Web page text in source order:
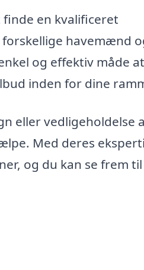
en kvalificeret
havemænd
og effektiv måde at
inden for dine
eller vedligeholdelse
Med deres
og du kan se frem